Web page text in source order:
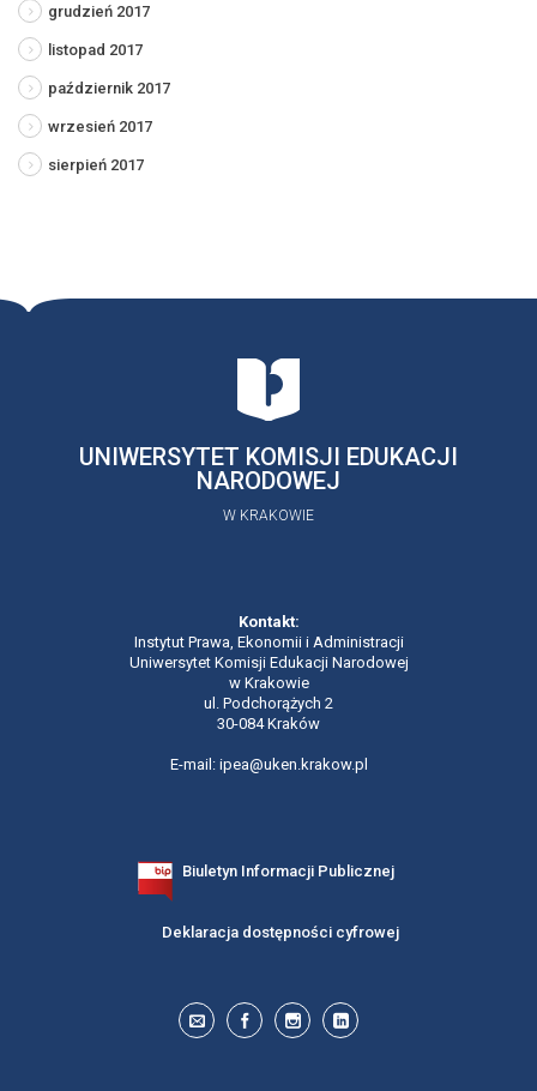
grudzień 2017
listopad 2017
październik 2017
wrzesień 2017
sierpień 2017
UNIWERSYTET KOMISJI EDUKACJI
NARODOWEJ
W KRAKOWIE
Kontakt:
Instytut Prawa, Ekonomii i Administracji
Uniwersytet Komisji Edukacji Narodowej
w Krakowie
ul. Podchorążych 2
30-084 Kraków
E-mail: ipea@uken.krakow.pl
Biuletyn Informacji Publicznej
Deklaracja dostępności cyfrowej